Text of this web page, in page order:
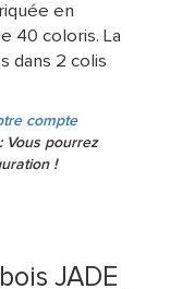
en
40 coloris. La
dans 2 colis
compte
Vous pourrez
!
JADE